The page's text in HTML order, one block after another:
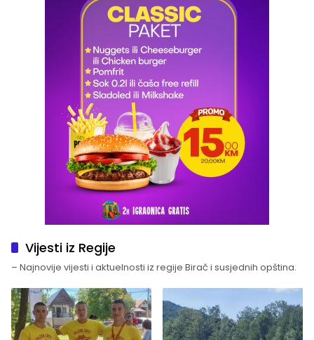
Vijesti iz Regije
– Najnovije vijesti i aktuelnosti iz regije Birač i susjednih opština.